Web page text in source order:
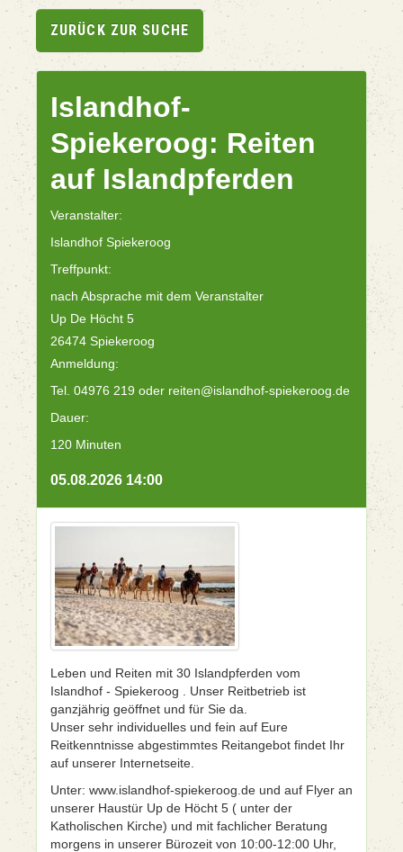
ZURÜCK ZUR SUCHE
Islandhof-
Spiekeroog: Reiten
auf Islandpferden
Veranstalter:
Islandhof Spiekeroog
Treffpunkt:
nach Absprache mit dem Veranstalter
Up De Höcht 5
26474 Spiekeroog
Anmeldung:
Tel. 04976 219 oder reiten@islandhof-spiekeroog.de
Dauer:
120 Minuten
05.08.2026 14:00
Leben und Reiten mit 30 Islandpferden vom
Islandhof - Spiekeroog . Unser Reitbetrieb ist
ganzjährig geöffnet und für Sie da.
Unser sehr individuelles und fein auf Eure
Reitkenntnisse abgestimmtes Reitangebot findet Ihr
auf unserer Internetseite.
Unter: www.islandhof-spiekeroog.de und auf Flyer an
unserer Haustür Up de Höcht 5 ( unter der
Katholischen Kirche) und mit fachlicher Beratung
morgens in unserer Bürozeit von 10:00-12:00 Uhr,